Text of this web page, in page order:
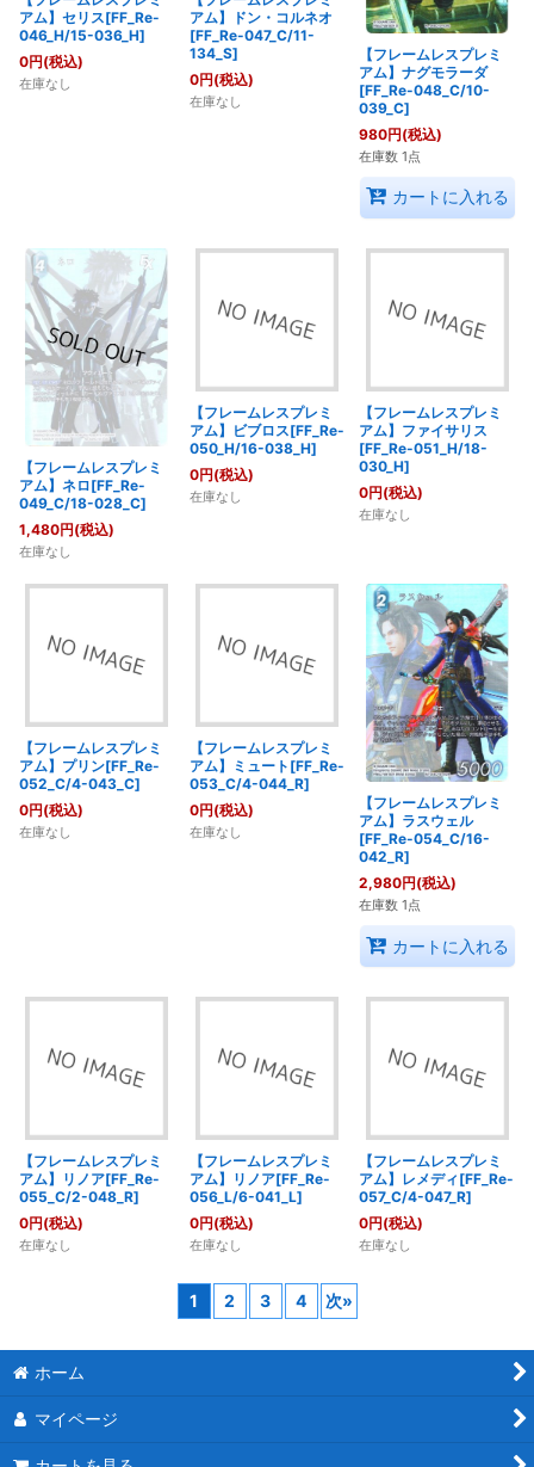
アム】セリス[FF_Re-
046_H/15-036_H]
0円(税込)
在庫なし
アム】ドン・コルネオ
[FF_Re-047_C/11-
134_S]
0円(税込)
在庫なし
【フレームレスプレミ
アム】ナグモラーダ
[FF_Re-048_C/10-
039_C]
980円(税込)
在庫数 1点
カートに入れる
【フレームレスプレミ
アム】ネロ[FF_Re-
049_C/18-028_C]
1,480円(税込)
在庫なし
【フレームレスプレミ
アム】ビブロス[FF_Re-
050_H/16-038_H]
0円(税込)
在庫なし
【フレームレスプレミ
アム】ファイサリス
[FF_Re-051_H/18-
030_H]
0円(税込)
在庫なし
【フレームレスプレミ
アム】プリン[FF_Re-
052_C/4-043_C]
0円(税込)
在庫なし
【フレームレスプレミ
アム】ミュート[FF_Re-
053_C/4-044_R]
0円(税込)
在庫なし
【フレームレスプレミ
アム】ラスウェル
[FF_Re-054_C/16-
042_R]
2,980円(税込)
在庫数 1点
カートに入れる
【フレームレスプレミ
アム】リノア[FF_Re-
055_C/2-048_R]
0円(税込)
在庫なし
【フレームレスプレミ
アム】リノア[FF_Re-
056_L/6-041_L]
0円(税込)
在庫なし
【フレームレスプレミ
アム】レメディ[FF_Re-
057_C/4-047_R]
0円(税込)
在庫なし
1 2 3 4 次»
ホーム
マイページ